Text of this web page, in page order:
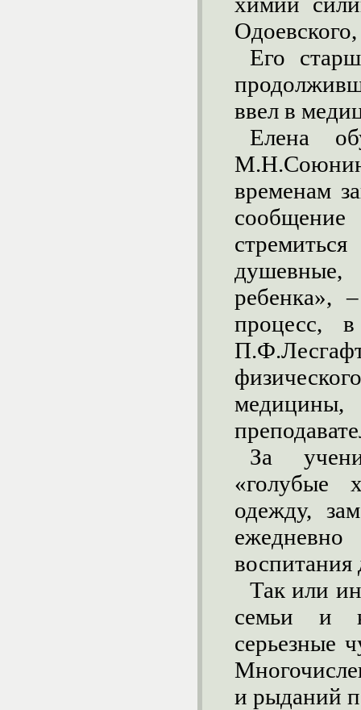
Его
ввел в
Елена
временам
ребенка»,
процесс,
За
«голубые
одежду,
Так или
семьи и
серьезные
и рыданий